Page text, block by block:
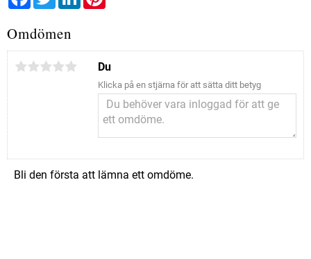
Omdömen
Du
Klicka på en stjärna för att sätta ditt betyg
Bli den första att lämna ett omdöme.